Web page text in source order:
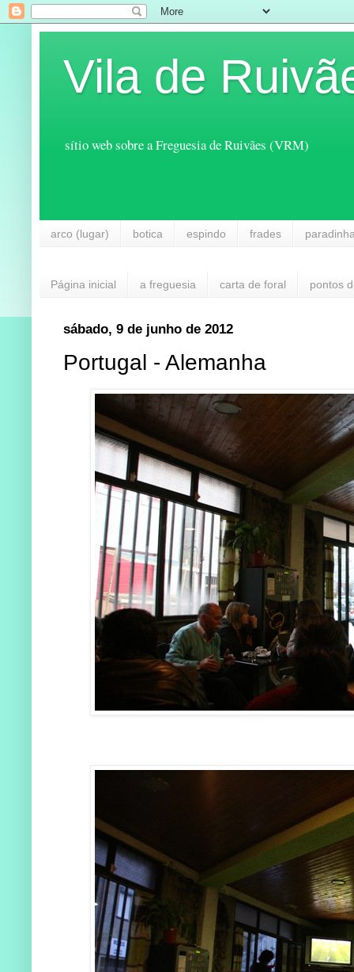
Vila de
sítio web sobre a Freguesia de Ruivães (VRM)
arco (lugar) botica espindo frades
Página inicial a freguesia carta de foral pontos
sábado, 9 de junho de 2012
Portugal - Alemanha